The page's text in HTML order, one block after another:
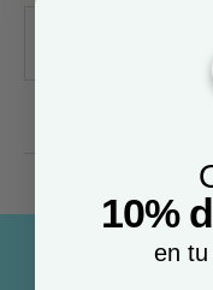
10%
en